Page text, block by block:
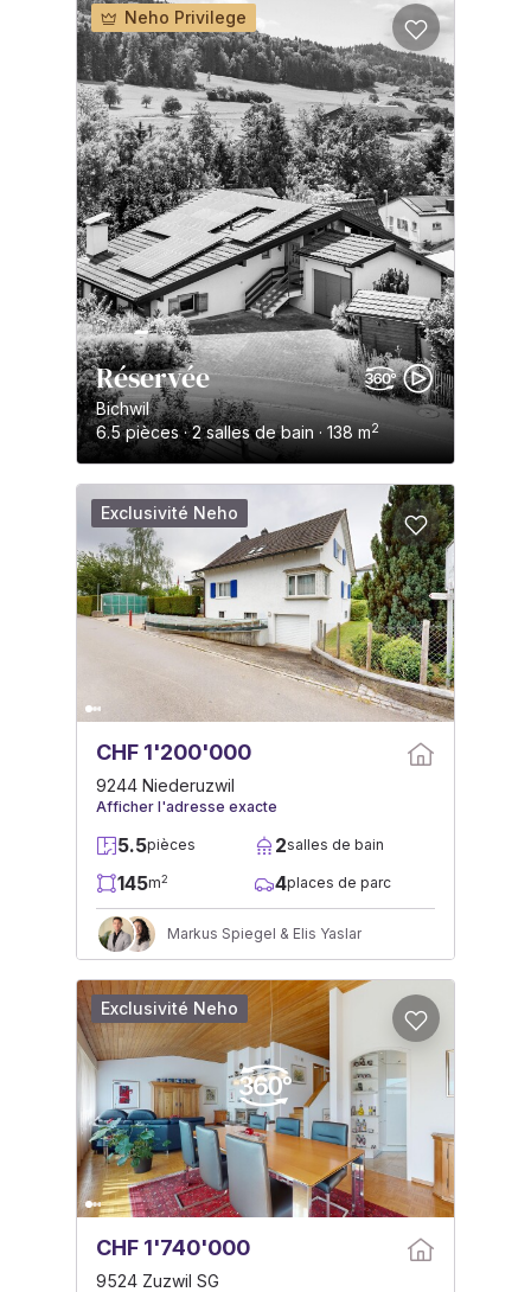
Réservée
Bichwil
6.5 pièces · 2 salles de bain · 138 m2
Neho Privilege
CHF 1'200'000
9244 Niederuzwil
Afficher l'adresse exacte
5.5pièces 2salles de bain
145m2 4places de parc
Markus Spiegel & Elis Yaslar
Exclusivité Neho
CHF 1'740'000
9524 Zuzwil SG
Exclusivité Neho